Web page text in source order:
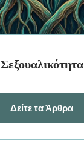
Σεξουαλικότητα
Δείτε τα Άρθρα